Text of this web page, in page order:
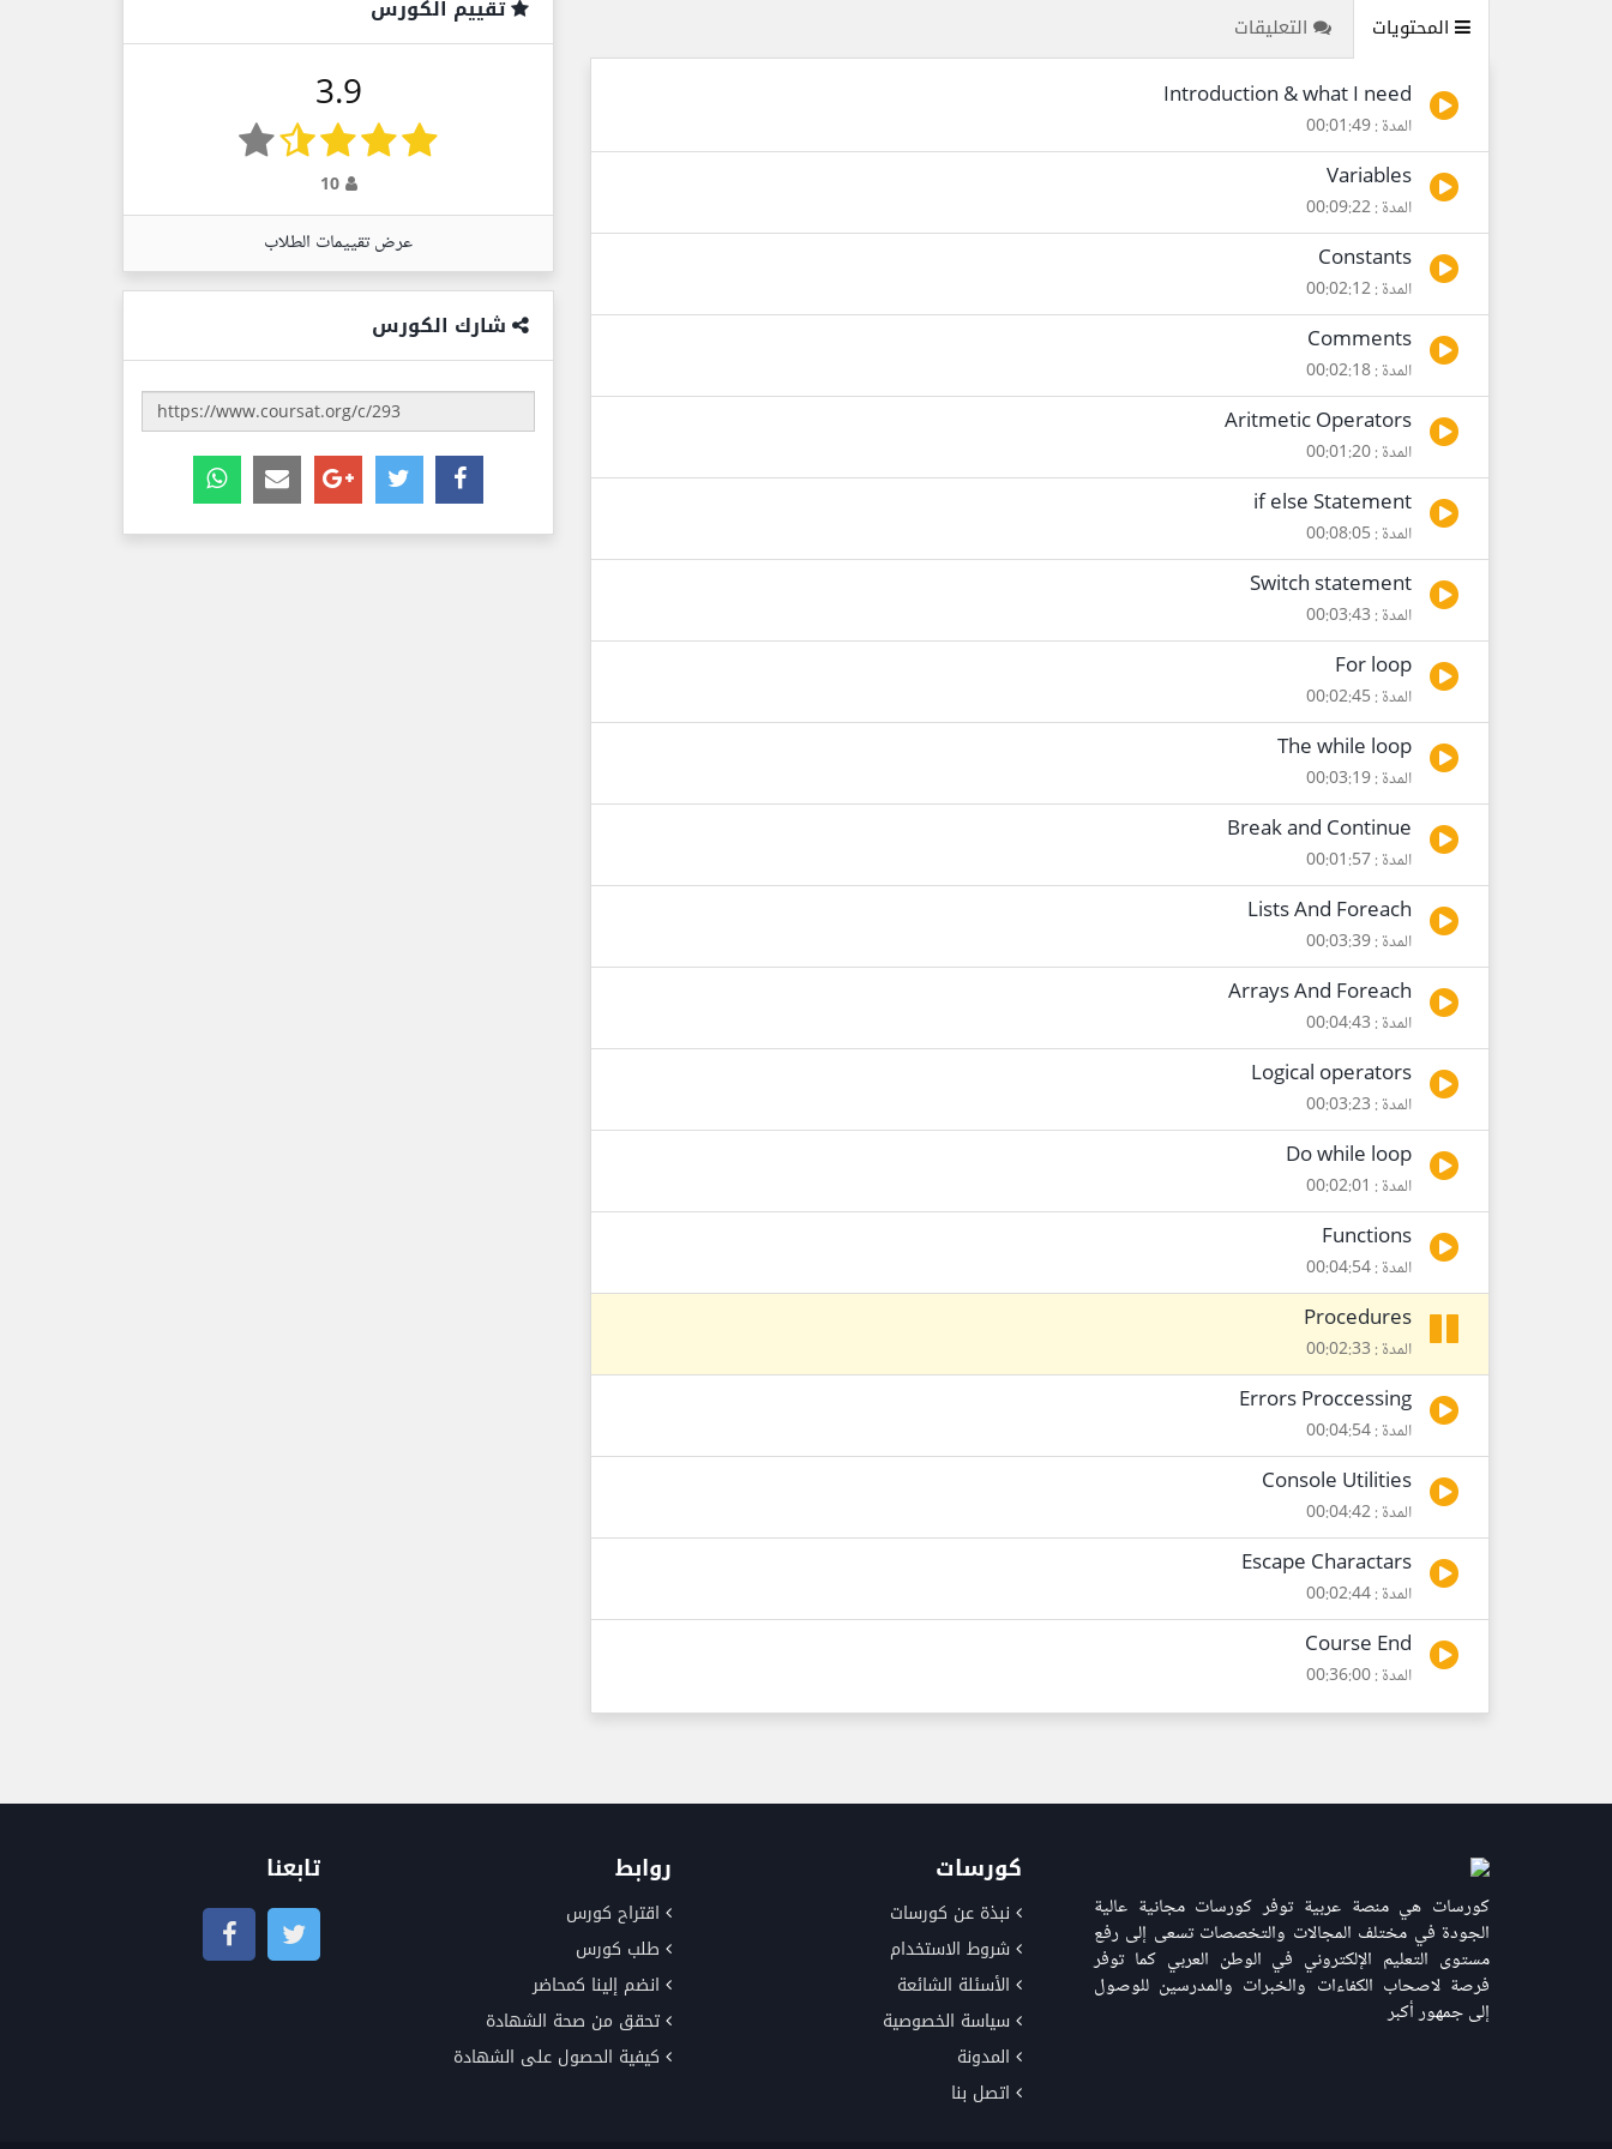
المحتويات التعليقات
Introduction & what I need
المدة : 00:01:49
Variables
المدة : 00:09:22
Constants
المدة : 00:02:12
Comments
المدة : 00:02:18
Aritmetic Operators
المدة : 00:01:20
if else Statement
المدة : 00:08:05
Switch statement
المدة : 00:03:43
For loop
المدة : 00:02:45
The while loop
المدة : 00:03:19
Break and Continue
المدة : 00:01:57
Lists And Foreach
المدة : 00:03:39
Arrays And Foreach
المدة : 00:04:43
Logical operators
المدة : 00:03:23
Do while loop
المدة : 00:02:01
Functions
المدة : 00:04:54
Procedures
المدة : 00:02:33
Errors Proccessing
المدة : 00:04:54
Console Utilities
المدة : 00:04:42
Escape Charactars
المدة : 00:02:44
Course End
المدة : 00:36:00
تقييم الكورس
3.9
10
عرض تقييمات الطلاب
شارك الكورس
كورسات هي منصة عربية توفر كورسات مجانية عالية
الجودة في مختلف المجالات والتخصصات تسعى إلى رفع
مستوى التعليم الإلكتروني في الوطن العربي كما توفر
فرصة لاصحاب الكفاءات والخبرات والمدرسين للوصول
إلى جمهور أكبر
كورسات
نبذة عن كورسات
شروط الاستخدام
الأسئلة الشائعة
سياسة الخصوصية
المدونة
اتصل بنا
روابط
اقتراح كورس
طلب كورس
انضم إلينا كمحاضر
تحقق من صحة الشهادة
كيفية الحصول على الشهادة
تابعنا